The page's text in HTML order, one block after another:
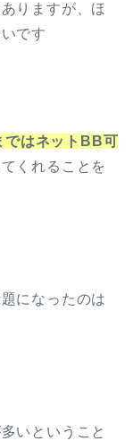
りますが、ほ
です
ではネットBB可
くれることを
になったのは
いということ